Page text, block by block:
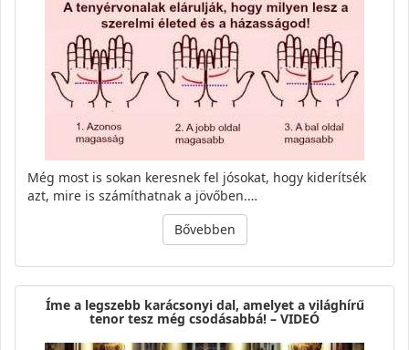
Még most is sokan keresnek fel jósokat, hogy kiderítsék
azt, mire is számíthatnak a jövőben.…
Bővebben
Íme a legszebb karácsonyi dal, amelyet a világhírű
tenor tesz még csodásabbá! – VIDEÓ